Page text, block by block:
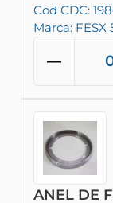
Cod CDC:
Marca: FESX
ANEL DE